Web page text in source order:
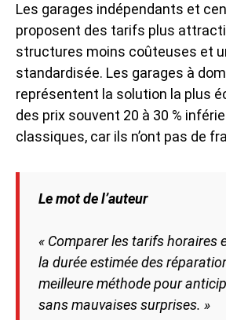
Les garages indépendants et
proposent des tarifs plus
structures moins coûteuses et
standardisée. Les garages à
représentent la solution la plus
des prix souvent 20 à 30 %
classiques, car ils n’ont pas de
Le mot de l’auteur
« Comparer les tarifs horaires
la durée estimée des
meilleure méthode pour
sans mauvaises surprises. »